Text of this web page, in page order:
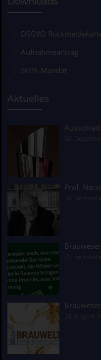
DSGVO
Aufnahmeantrag
SEPA-Mandat
Aktuelles
02.
Prof.
30.
25.
28. August